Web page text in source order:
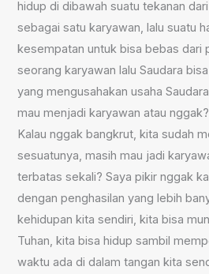
hidup di dibawah suatu tekanan
sebagai satu karyawan, lalu suatu
kesempatan untuk bisa bebas dari
seorang karyawan lalu Saudara
yang mengusahakan usaha
mau menjadi karyawan atau
Kalau nggak bangkrut, kita sudah
sesuatunya, masih mau jadi
terbatas sekali? Saya pikir nggak
dengan penghasilan yang lebih
kehidupan kita sendiri, kita bisa
Tuhan, kita bisa hidup sambil
waktu ada di dalam tangan kita